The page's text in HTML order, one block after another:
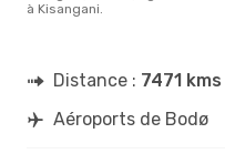
à Kisangani.
Distance : 7471 kms
Aéroports de Bodø